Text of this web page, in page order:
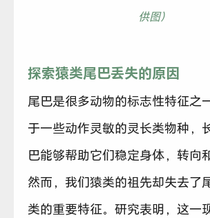
供图）
探索猿类尾巴丢失的原因
尾巴是很多动物的标志性特征之
于一些动作灵敏的灵长类物种，
巴能够帮助它们稳定身体，转向
然而，我们猿类的祖先却失去了
类的重要特征。研究表明，这一